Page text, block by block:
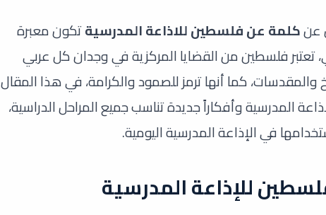
عنكلمة عن فلسطين للاذاعة المدرسيةتكون معبرة
تعتبر فلسطين من القضايا المركزية في وجدان كل عربي
كما أنها ترمز للصمود والكرامة، في هذا المقال
المدرسية وأفكاراً جديدة تناسب جميع المراحل الدراسية،
في الإذاعة المدرسية اليومية.
للإذاعة المدرسية